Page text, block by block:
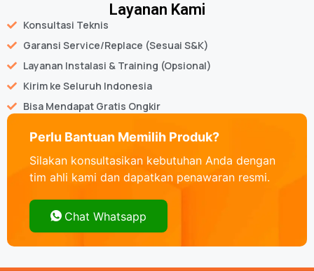
Layanan Kami
Konsultasi Teknis
Garansi Service/Replace (Sesuai S&K)
Layanan Instalasi & Training (Opsional)
Kirim ke Seluruh Indonesia
Bisa Mendapat Gratis Ongkir
Perlu Bantuan Memilih Produk?
Silakan konsultasikan kebutuhan Anda dengan
tim ahli kami dan dapatkan penawaran resmi.
Chat Whatsapp